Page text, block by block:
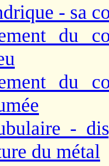
- sa
du
du
-
du métal